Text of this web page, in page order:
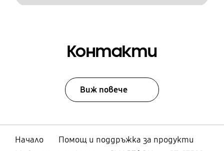
Контакти
Виж повече
Начало
Помощ и поддръжка за продукти